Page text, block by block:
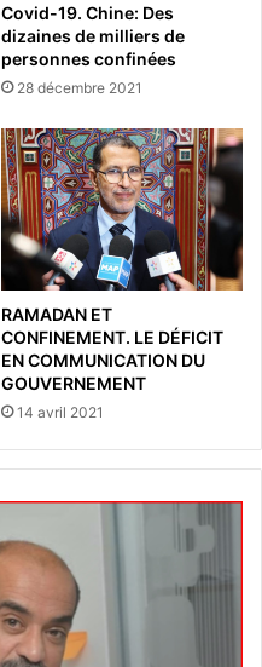
Covid-19. Chine: Des
dizaines de milliers de
personnes confinées
28 décembre 2021
RAMADAN ET
CONFINEMENT. LE DÉFICIT
EN COMMUNICATION DU
GOUVERNEMENT
14 avril 2021